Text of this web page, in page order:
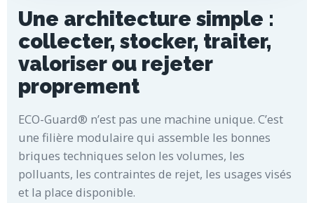
Une architecture simple :
collecter, stocker, traiter,
valoriser ou rejeter
proprement
ECO-Guard® n’est pas une machine unique. C’est
une filière modulaire qui assemble les bonnes
briques techniques selon les volumes, les
polluants, les contraintes de rejet, les usages visés
et la place disponible.